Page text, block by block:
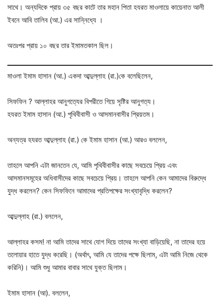
সাথে। অন্যদিকে প্রায় ৩৫ বছর কাটে তার মহান পিতা হযরত মাওলায়ে কায়েনাত আলী
ইবনে আবি তালিব (আ.) এর সান্নিধ্যে ।
অতঃপর প্রায় ১০ বছর তার ইমামতকাল ছিল।
মাওলা ইমাম হাসান (আ.) একদা আব্দুল্লাহ (রা.)কে বলেছিলেন,
সিফফিন ? আল্লাহর আনুগত্যের বিপরীতে গিয়ে সৃষ্টির আনুগত্য।
হযরত ইমাম হাসান (আ.) পৃথিবীবাসী ও আসমানবাসীর প্রিয়তম।
অন্যত্র হযরত আব্দুল্লাহ (রা.) কে ইমাম হাসান (আ.) আরও বললেন,
তাহলে আপনি এটা জানতেন যে, আমি পৃথিবীবাসীর কাছে সবচেয়ে প্রিয় এবং
আসমানসমূহের অধিবাসীদের কাছে সবচেয়ে প্রিয়। তাহলে আপনি কেন আমাদের বিরুদ্ধে
যুদ্ধ করলেন? কেন সিফফিনে আমাদের প্রতিপক্ষের সংখ্যাবৃদ্ধি করলেন?
আব্দুল্লাহ (রা.) বললেন,
আল্লাহর কসম! না আমি তাদের সাথে যোগ দিয়ে তাদের সংখ্যা বাড়িয়েছি, না তাদের হয়ে
তলোয়ার হাতে যুদ্ধ করেছি। (অর্থাৎ, আমি যে তাদের পক্ষে ছিলাম, এটা আমি নিজে থেকে
করিনি)। আমি শুধু আমার বাবার সাথে যুক্ত ছিলাম।
ইমাম হাসান (আ). বললেন,